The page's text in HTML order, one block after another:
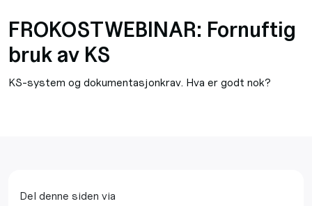
FROKOSTWEBINAR: Fornuftig
bruk av KS
KS-system og dokumentasjonkrav. Hva er godt nok?
Del denne siden via